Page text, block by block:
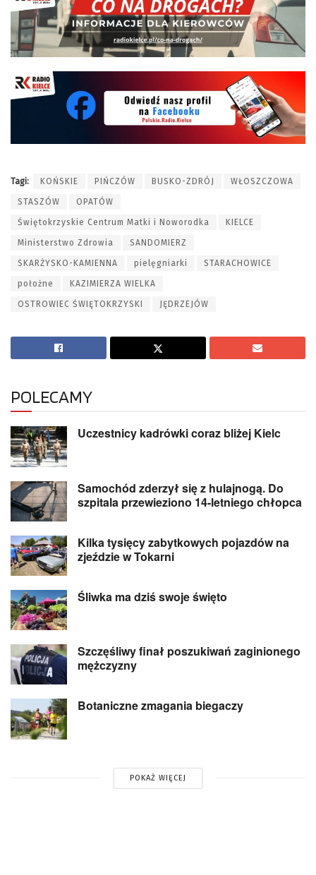
Tagi: KOŃSKIE PIŃCZÓW BUSKO-ZDRÓJ WŁOSZCZOWA
STASZÓW OPATÓW
Świętokrzyskie Centrum Matki i Noworodka KIELCE
Ministerstwo Zdrowia SANDOMIERZ
SKARŻYSKO-KAMIENNA pielęgniarki STARACHOWICE
położne KAZIMIERZA WIELKA
OSTROWIEC ŚWIĘTOKRZYSKI JĘDRZEJÓW
POLECAMY
Uczestnicy kadrówki coraz bliżej Kielc
Samochód zderzył się z hulajnogą. Do
szpitala przewieziono 14-letniego chłopca
Kilka tysięcy zabytkowych pojazdów na
zjeździe w Tokarni
Śliwka ma dziś swoje święto
Szczęśliwy finał poszukiwań zaginionego
mężczyzny
Botaniczne zmagania biegaczy
POKAŻ WIĘCEJ